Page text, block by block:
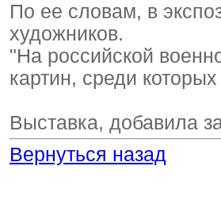
По ее словам, в
художников.
"На российской
картин, среди
Выставка, добавила
Вернуться назад